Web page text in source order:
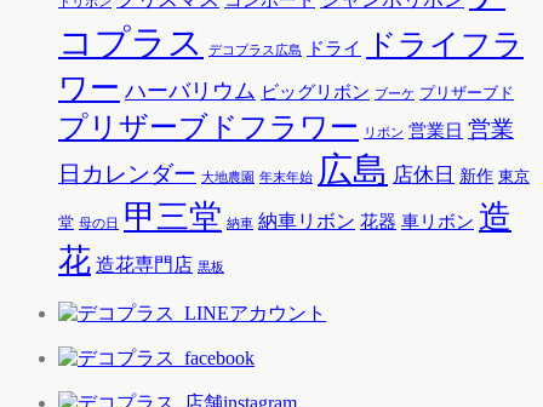
コプラス
デコプラス広島 ドライ
ドライフラ
ワー ハーバリウム ビッグリボン ブーケ プリザーブド
プリザーブドフラワー リボン 営業日 営業
日カレンダー 大地農園 年末年始 広島 店休日 新作 東京
堂 母の日 甲三堂 納車 納車リボン 花器 車リボン 造
花 造花専門店 黒板